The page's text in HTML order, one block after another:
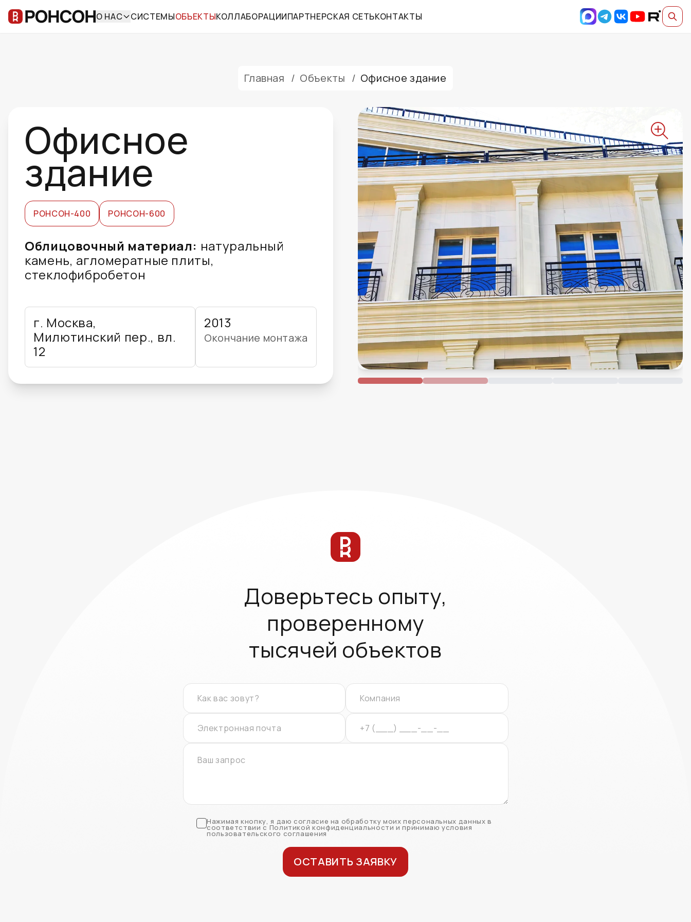
О НАС СИСТЕМЫОБЪЕКТЫКОЛЛАБОРАЦИИПАРТНЕРСКАЯ СЕТЬКОНТАКТЫ
Главная / Объекты / Офисное здание
Офисное
здание
РОНСОН-400 РОНСОН-600
Облицовочный материал: натуральный
камень, агломератные плиты,
стеклофибробетон
г. Москва,
Милютинский пер., вл.
12
2013
Окончание монтажа
Доверьтесь опыту,
проверенному
тысячей объектов
Нажимая кнопку, я даю согласие на обработку моих персональных данных в
соответствии с Политикой конфиденциальности и принимаю условия
пользовательского соглашения
ОСТАВИТЬ ЗАЯВКУ